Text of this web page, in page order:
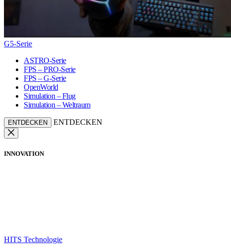
G5-Serie
ASTRO-Serie
FPS – PRO-Serie
FPS – G-Serie
OpenWorld
Simulation – Flug
Simulation – Weltraum
ENTDECKEN ENTDECKEN
INNOVATION
HITS Technologie